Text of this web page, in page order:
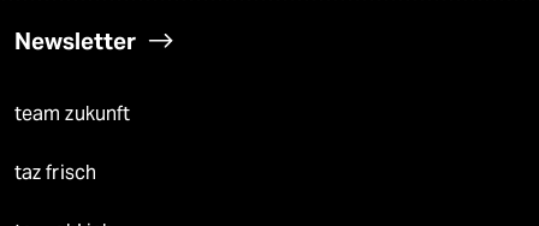
Newsletter
team zukunft
taz frisch